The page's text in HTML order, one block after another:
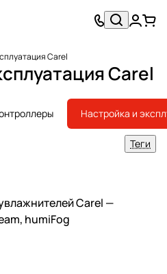
Carel
Carel
Настройка и
Теги
Carel —
humiFog